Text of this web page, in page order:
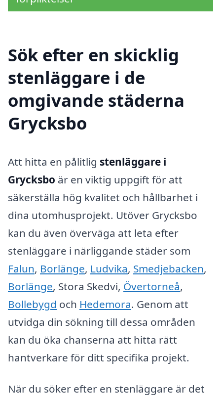
Sök efter en skicklig
stenläggare i de
omgivande städerna
Grycksbo
Att hitta en pålitlig stenläggare i
Grycksbo är en viktig uppgift för att
säkerställa hög kvalitet och hållbarhet i
dina utomhusprojekt. Utöver Grycksbo
kan du även överväga att leta efter
stenläggare i närliggande städer som
Falun, Borlänge, Ludvika, Smedjebacken,
Borlänge, Stora Skedvi, Övertorneå,
Bollebygd och Hedemora. Genom att
utvidga din sökning till dessa områden
kan du öka chanserna att hitta rätt
hantverkare för ditt specifika projekt.
När du söker efter en stenläggare är det